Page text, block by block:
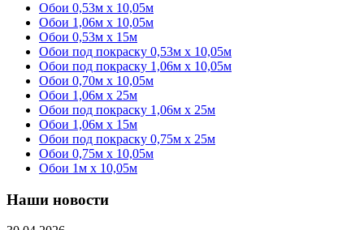
Обои 0,53м x 10,05м
Обои 1,06м х 10,05м
Обои 0,53м x 15м
Обои под покраску 0,53м x 10,05м
Обои под покраску 1,06м х 10,05м
Обои 0,70м x 10,05м
Обои 1,06м x 25м
Обои под покраску 1,06м x 25м
Обои 1,06м x 15м
Обои под покраску 0,75м x 25м
Обои 0,75м x 10,05м
Обои 1м х 10,05м
Наши новости